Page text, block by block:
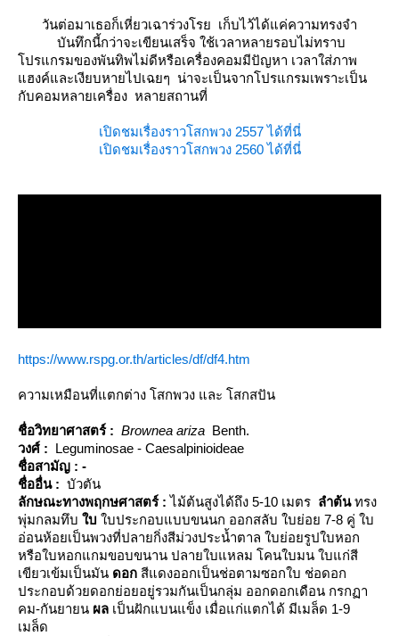
วันต่อมาเธอก็เหี่ยวเฉาร่วงโรย เก็บไว้ได้แค่ความทรงจำ
บันทึกนี้กว่าจะเขียนเสร็จ ใช้เวลาหลายรอบไม่ทราบ
ปรแกรมของพันทิพไม่ดีหรือเครื่องคอมมีปัญหา เวลาใส่ภาพ
ฮงค์และเงียบหายไปเฉยๆ น่าจะเป็นจากโปรแกรมเพราะเป็น
กับคอมหลายเครื่อง หลายสถานที่
เปิดชมเรื่องราวโสกพวง 2557 ได้ที่นี่
เปิดชมเรื่องราวโสกพวง 2560 ได้ที่นี่
https://www.rspg.or.th/articles/df/df4.htm
ความเหมือนที่แตกต่าง โสกพวง และ โสกสปัน
ชื่อวิทยาศาสตร์ : Brownea ariza Benth.
วงศ์ : Leguminosae - Caesalpinioideae
ชื่อสามัญ : -
ชื่ออื่น : บัวตัน
ลักษณะทางพฤกษศาสตร์ : ไม้ต้นสูงได้ถึง 5-10 เมตร ลำต้นทรง
พุ่มกลมทึบ บ บประกอบแบบขนนก ออกสลับ ใบย่อย 7-8 คู่ ใบ
อ่อนห้อยเป็นพวงที่ปลายกิ่งสีม่วงประน้ำตาล ใบย่อยรูปใบหอก
หรือใบหอกแกมขอบขนาน ปลายใบแหลม โคนใบมน ใบแก่สี
เขียวเข้มเป็นมัน ดอก สีแดงออกเป็นช่อตามซอกใบ ช่อดอก
ประกอบด้วยดอกย่อยอยู่รวมกันเป็นกลุ่ม ออกดอกเดือน กรกฏา
คม-กันยายน ผล เป็นฝักแบนแข็ง เมื่อแก่แตกได้ มีเมล็ด 1-9
เมล็ด